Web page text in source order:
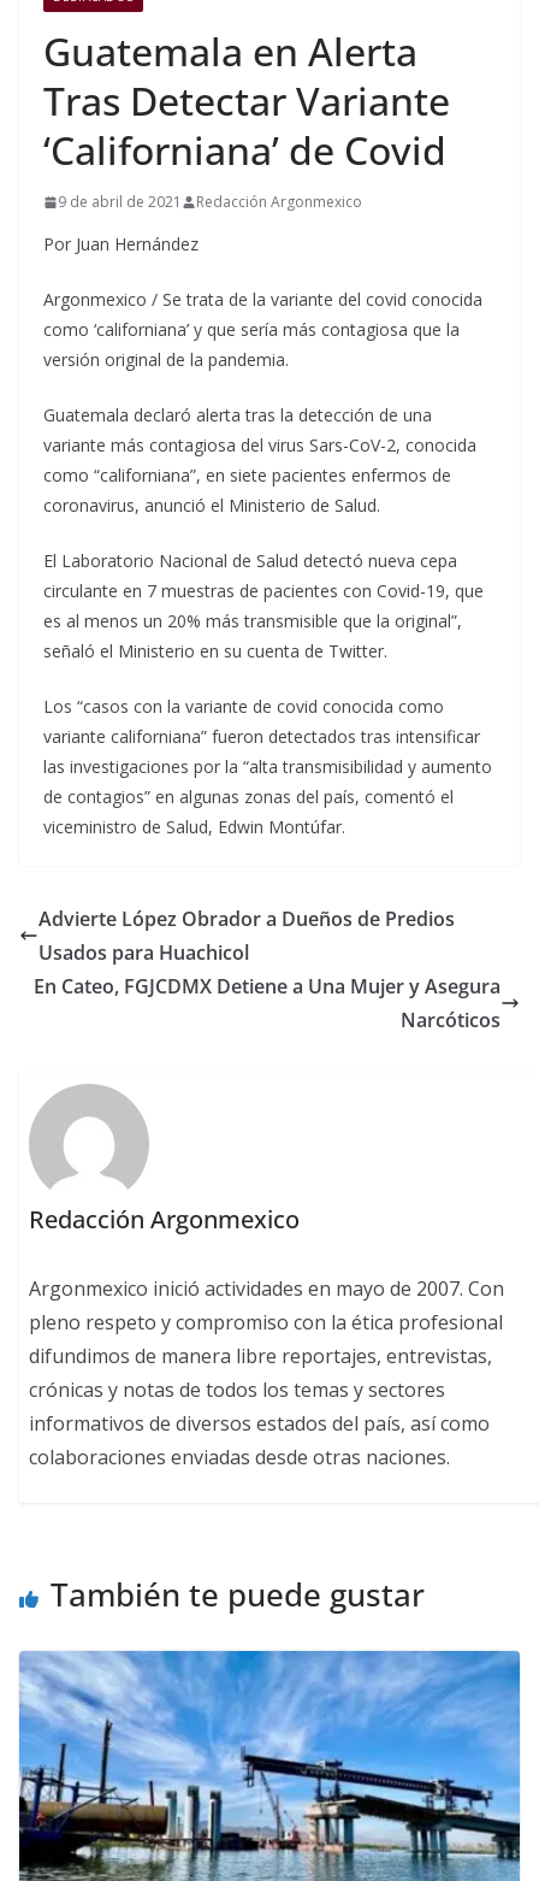
Guatemala en Alerta
Tras Detectar Variante
‘Californiana’ de Covid
9 de abril de 2021 Redacción Argonmexico
Por Juan Hernández
Argonmexico / Se trata de la variante del covid conocida
como ‘californiana’ y que sería más contagiosa que la
versión original de la pandemia.
Guatemala declaró alerta tras la detección de una
variante más contagiosa del virus Sars-CoV-2, conocida
como “californiana”, en siete pacientes enfermos de
coronavirus, anunció el Ministerio de Salud.
El Laboratorio Nacional de Salud detectó nueva cepa
circulante en 7 muestras de pacientes con Covid-19, que
es al menos un 20% más transmisible que la original”,
señaló el Ministerio en su cuenta de Twitter.
Los “casos con la variante de covid conocida como
variante californiana” fueron detectados tras intensificar
las investigaciones por la “alta transmisibilidad y aumento
de contagios” en algunas zonas del país, comentó el
viceministro de Salud, Edwin Montúfar.
Advierte López Obrador a Dueños de Predios
Usados para Huachicol
En Cateo, FGJCDMX Detiene a Una Mujer y Asegura
Narcóticos
Redacción Argonmexico
Argonmexico inició actividades en mayo de 2007. Con
pleno respeto y compromiso con la ética profesional
difundimos de manera libre reportajes, entrevistas,
crónicas y notas de todos los temas y sectores
informativos de diversos estados del país, así como
colaboraciones enviadas desde otras naciones.
También te puede gustar